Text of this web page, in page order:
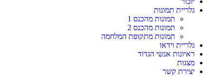
גלריית תמונות
תמונות מהכנס 1
תמונות מהכנס 2
תמונות מתקופת המלחמה
גלריית וידאו
ראיונות אנשי הגדוד
מצגות
יצירת קשר